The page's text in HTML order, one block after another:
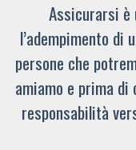
Assicurarsi è
l’adempimento di
persone che
amiamo e prima
responsabilità